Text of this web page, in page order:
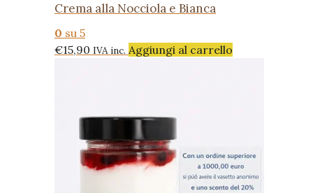
Crema alla Nocciola e Bianca
0 su 5
€15,90 IVA inc. Aggiungi al carrello